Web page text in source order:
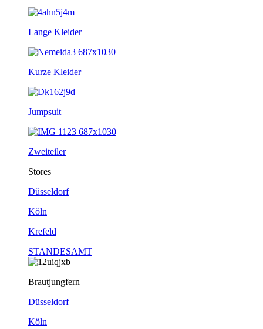
Lange Kleider
Kurze Kleider
Jumpsuit
Zweiteiler
Stores
Düsseldorf
Köln
Krefeld
STANDESAMT
Brautjungfern
Düsseldorf
Köln